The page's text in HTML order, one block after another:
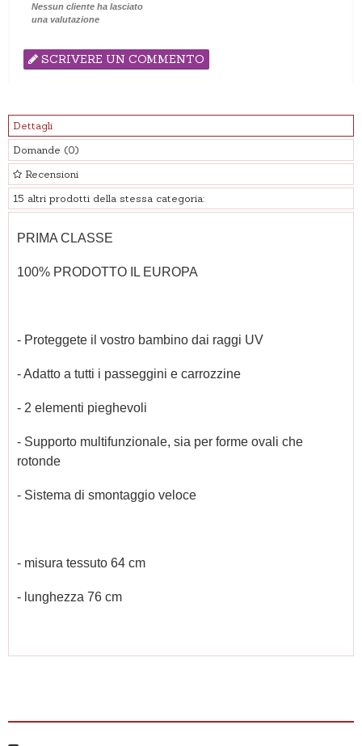
Nessun cliente ha lasciato
una valutazione
SCRIVERE UN COMMENTO
Dettagli
Domande (0)
Recensioni
15 altri prodotti della stessa categoria:
PRIMA CLASSE
100% PRODOTTO IL EUROPA
- Proteggete il vostro bambino dai raggi UV
- Adatto a tutti i passeggini e carrozzine
- 2 elementi pieghevoli
- Supporto multifunzionale, sia per forme ovali che
rotonde
- Sistema di smontaggio veloce
- misura tessuto 64 cm
- lunghezza 76 cm